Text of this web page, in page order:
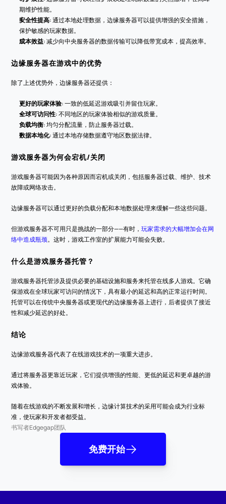
期维护性能。
安全性提高: 通过本地处理数据，边缘服务器可以提供增强的安全措施，
保护敏感的玩家数据。
成本效益: 减少向中央服务器的数据传输可以降低带宽成本，提高效率。
边缘服务器在游戏中的优势
除了上述优势外，边缘服务器还提供：
更好的玩家体验: 一致的低延迟游戏吸引并留住玩家。
全球可访问性: 不同地区的玩家体验相似的游戏质量。
负载均衡: 均匀分配流量，防止服务器过载。
数据本地化: 通过本地存储数据遵守地区数据法律。
游戏服务器为何会宕机/关闭
游戏服务器可能因为各种原因而宕机或关闭，包括服务器过载、维护、技术
故障或网络攻击。
边缘服务器可以通过更好的负载分配和本地数据处理来缓解一些这些问题。
但游戏服务器不可用只是挑战的一部分——有时，玩家需求的大幅增加会在网
络中造成瓶颈。这时，游戏工作室的扩展能力可能会失败。
什么是游戏服务器托管？
游戏服务器托管涉及提供必要的基础设施和服务来托管在线多人游戏。它确
保游戏在全球玩家可访问的情况下，具有最小的延迟和高的正常运行时间。
托管可以在传统中央服务器或更现代的边缘服务器上进行，后者提供了接近
性和减少延迟的好处。
结论
边缘游戏服务器代表了在线游戏技术的一项重大进步。
通过将服务器更靠近玩家，它们提供增强的性能、更低的延迟和更卓越的游
戏体验。
随着在线游戏的不断发展和增长，边缘计算技术的采用可能会成为行业标
准，使玩家和开发者都受益。
书写者Edgegap团队
免费开始